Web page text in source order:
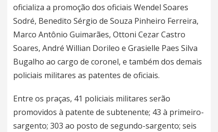
oficializa a promoção dos oficiais Wendel Soares
Sodré, Benedito Sérgio de Souza Pinheiro Ferreira,
Marco Antônio Guimarães, Ottoni Cezar Castro
Soares, André Willian Dorileo e Grasielle Paes Silva
Bugalho ao cargo de coronel, e também dos demais
policiais militares as patentes de oficiais.
Entre os praças, 41 policiais militares serão
promovidos à patente de subtenente; 43 à primeiro-
sargento; 303 ao posto de segundo-sargento; seis